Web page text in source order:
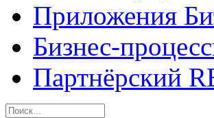
Приложения
Бизнес-
Партнёрский